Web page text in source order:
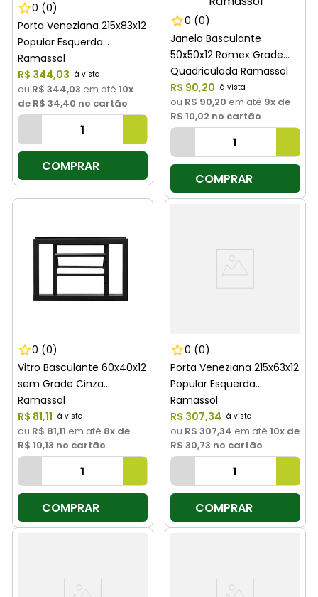
0 (0)
Porta Veneziana 215x83x12
Popular Esquerda
Ramassol
R$ 344,03
ou R$ 344,03 em até 10x
de R$ 34,40 no cartão
COMPRAR
0 (0)
Janela Basculante
50x50x12 Romex Grade
Quadriculada Ramassol
R$ 90,20
ou R$ 90,20 em até 9x de
R$ 10,02 no cartão
COMPRAR
0 (0)
Vitro Basculante 60x40x12
sem Grade Cinza
Ramassol
R$ 81,11
ou R$ 81,11 em até 8x de
R$ 10,13 no cartão
COMPRAR
0 (0)
Porta Veneziana 215x63x12
Popular Esquerda
Ramassol
R$ 307,34
ou R$ 307,34 em até 10x de
R$ 30,73 no cartão
COMPRAR